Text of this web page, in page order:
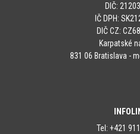
DIČ:
IČ DPH:
DIČ CZ:
Karpatské
831 06 Bratislava -
Tel: +421